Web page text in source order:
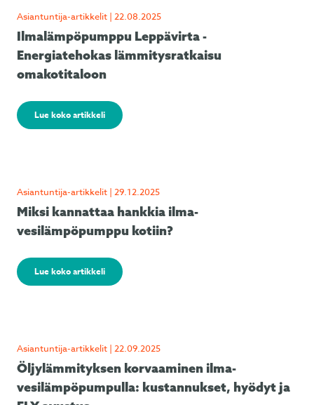
Asiantuntija-artikkelit | 22.08.2025
Ilmalämpöpumppu Leppävirta -
Energiatehokas lämmitysratkaisu
omakotitaloon
Lue koko artikkeli
Asiantuntija-artikkelit | 29.12.2025
Miksi kannattaa hankkia ilma-
vesilämpöpumppu kotiin?
Lue koko artikkeli
Asiantuntija-artikkelit | 22.09.2025
Öljylämmityksen korvaaminen ilma-
vesilämpöpumpulla: kustannukset, hyödyt ja